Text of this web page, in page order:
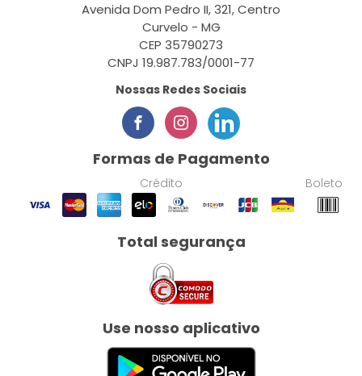
Avenida Dom Pedro II, 321, Centro
Curvelo - MG
CEP 35790273
CNPJ 19.987.783/0001-77
Nossas Redes Sociais
Formas de Pagamento
Crédito Boleto
Total segurança
Use nosso aplicativo